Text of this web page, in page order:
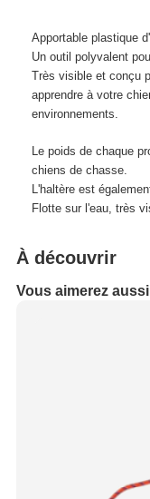
Apportable plastique
Un outil polyvalent
Très visible et conçu
apprendre à votre
environnements.
Le poids de chaque
chiens de chasse.
L'haltère est
Flotte sur l'eau, très
À découvrir
Vous aimerez aussi